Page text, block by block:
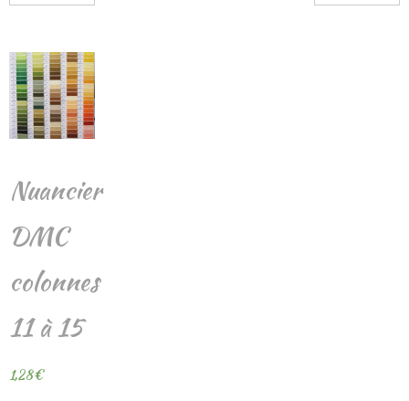
Nuancier
DMC
colonnes
11 à 15
1,28€